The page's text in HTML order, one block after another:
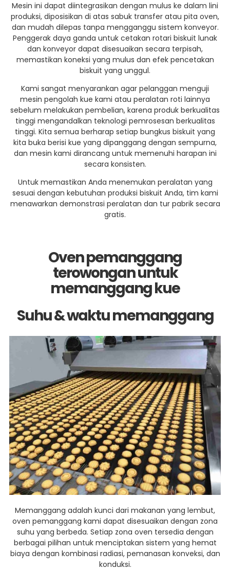
Mesin ini dapat diintegrasikan dengan mulus ke dalam lini
produksi, diposisikan di atas sabuk transfer atau pita oven,
dan mudah dilepas tanpa mengganggu sistem konveyor.
Penggerak daya ganda untuk cetakan rotari biskuit lunak
dan konveyor dapat disesuaikan secara terpisah,
memastikan koneksi yang mulus dan efek pencetakan
biskuit yang unggul.
Kami sangat menyarankan agar pelanggan menguji
mesin pengolah kue kami atau peralatan roti lainnya
sebelum melakukan pembelian, karena produk berkualitas
tinggi mengandalkan teknologi pemrosesan berkualitas
tinggi. Kita semua berharap setiap bungkus biskuit yang
kita buka berisi kue yang dipanggang dengan sempurna,
dan mesin kami dirancang untuk memenuhi harapan ini
secara konsisten.
Untuk memastikan Anda menemukan peralatan yang
sesuai dengan kebutuhan produksi biskuit Anda, tim kami
menawarkan demonstrasi peralatan dan tur pabrik secara
gratis.
Oven pemanggang
terowongan untuk
memanggang kue
Suhu & waktu memanggang
Memanggang adalah kunci dari makanan yang lembut,
oven pemanggang kami dapat disesuaikan dengan zona
suhu yang berbeda. Setiap zona oven tersedia dengan
berbagai pilihan untuk menciptakan sistem yang hemat
biaya dengan kombinasi radiasi, pemanasan konveksi, dan
konduksi.